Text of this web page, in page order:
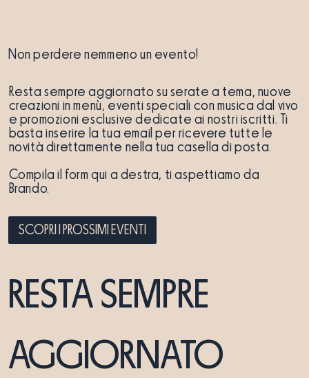
Non perdere nemmeno un evento!
Resta sempre aggiornato su serate a tema, nuove
creazioni in menù, eventi speciali con musica dal vivo
e promozioni esclusive dedicate ai nostri iscritti. Ti
basta inserire la tua email per ricevere tutte le
novità direttamente nella tua casella di posta.
Compila il form qui a destra, ti aspettiamo da
Brando.
SCOPRI I PROSSIMI EVENTI
RESTA SEMPRE
AGGIORNATO